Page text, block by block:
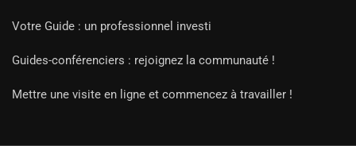
Votre Guide : un professionnel investi
Guides-conférenciers : rejoignez la communauté !
Mettre une visite en ligne et commencez à travailler !